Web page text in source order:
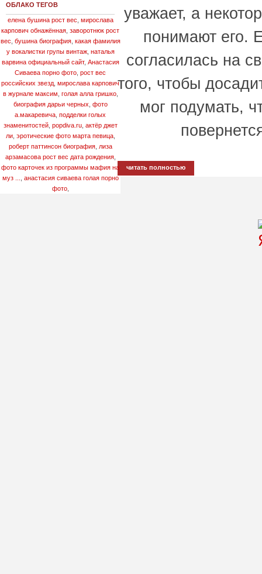
ОБЛАКО ТЕГОВ
елена бушина рост вес мирослава
карпович обнажённая заворотнюк рост
вес бушина биография, какая фамилия
у вокалистки групы винтаж, наталья
варвина официальный сайт, Анастасия
Сиваева порно фото рост вес
российских звезд мирослава карпович
в журнале максим голая алла гришко,
биография дарьи черных фото
а.макаревича подделки голых
знаменитостей, popdiva.ru, актёр джет
ли, эротические фото марта певица,
роберт паттинсон биография, лиза
арзамасова рост вес дата рождения,
фото карточек из программы мафия на
муз ...
анастасия сиваева голая порно
фото,
уважает, а
понимают его.
согласилась на
того, чтобы
мог подумать,
читать полностью